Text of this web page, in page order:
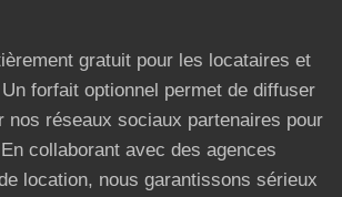
gratuit pour les locataires et
forfait optionnel permet de diffuser
nos réseaux sociaux partenaires pour
collaborant avec des agences
location, nous garantissons sérieux